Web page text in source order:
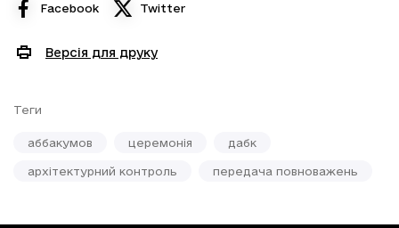
Facebook Twitter
Версія для друку
Теги
аббакумов церемонія дабк
архітектурний контроль передача повноважень